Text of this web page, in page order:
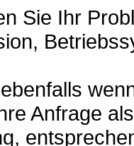
Sie Ihr
Anfrage